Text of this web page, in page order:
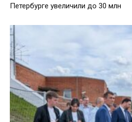
Петербурге увеличили до 30 млн